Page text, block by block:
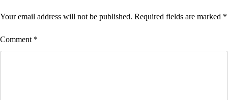
Your email address will not be published. Required fields are marked *
Comment *